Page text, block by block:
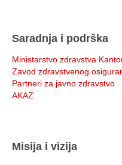
Saradnja i podrška
Ministarstvo zdravstva
Zavod zdravstvenog
Partneri za javno zdravstvo
AKAZ
Misija i vizija